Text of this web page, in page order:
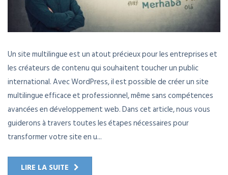
Un site multilingue est un atout précieux pour les entreprises et
les créateurs de contenu qui souhaitent toucher un public
international. Avec WordPress, il est possible de créer un site
multilingue efficace et professionnel, même sans compétences
avancées en développement web. Dans cet article, nous vous
guiderons à travers toutes les étapes nécessaires pour
transformer votre site en u...
LIRE LA SUITE